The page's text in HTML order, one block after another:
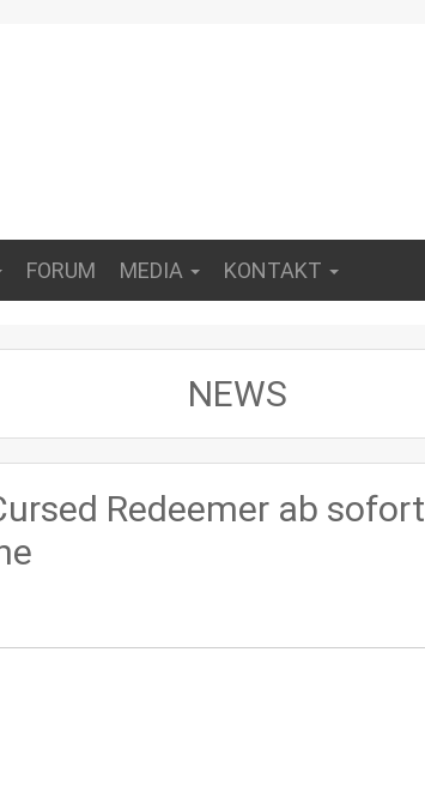
FORUM MEDIA KONTAKT
NEWS
Redeemer ab sofort